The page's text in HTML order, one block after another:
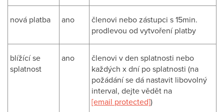
nová platba ano
členovi nebo zástupci s 15min.
prodlevou od vytvoření platby
blížící se
splatnost
ano
členovi v den splatnosti nebo
každých x dní po splatnosti (na
požádání se dá nastavit libovolný
interval, dejte vědět na
[email protected])